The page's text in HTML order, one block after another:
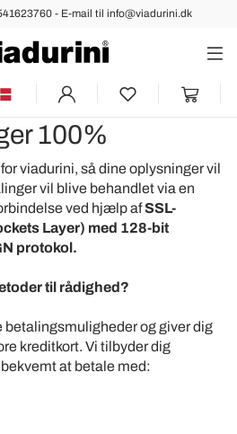
- E-mail til info@viadurini.dk
-
100%
viadurini, så dine oplysninger vil
vil blive behandlet via en
ved hjælp afSSL-
Layer) med 128-bit
protokol.
til rådighed?
betalingsmuligheder og giver dig
kreditkort. Vi tilbyder dig
at betale med: